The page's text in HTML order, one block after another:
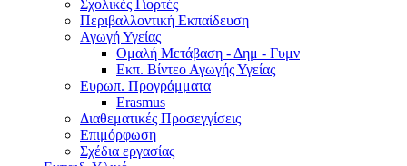
Σχολικές Γιορτές
Περιβαλλοντική Εκπαίδευση
Αγωγή Υγείας
Ομαλή Μετάβαση - Δημ - Γυμν
Εκπ. Βίντεο Αγωγής Υγείας
Ευρωπ. Προγράμματα
Erasmus
Διαθεματικές Προσεγγίσεις
Επιμόρφωση
Σχέδια εργασίας